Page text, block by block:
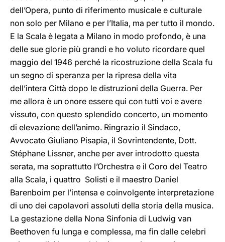
dell’Opera, punto di riferimento musicale e culturale
non solo per Milano e per l’Italia, ma per tutto il mondo.
E la Scala è legata a Milano in modo profondo, è una
delle sue glorie più grandi e ho voluto ricordare quel
maggio del 1946 perché la ricostruzione della Scala fu
un segno di speranza per la ripresa della vita
dell’intera Città dopo le distruzioni della Guerra. Per
me allora è un onore essere qui con tutti voi e avere
vissuto, con questo splendido concerto, un momento
di elevazione dell’animo. Ringrazio il Sindaco,
Avvocato Giuliano Pisapia, il Sovrintendente, Dott.
Stéphane Lissner, anche per aver introdotto questa
serata, ma soprattutto l’Orchestra e il Coro del Teatro
alla Scala, i quattro Solisti e il maestro Daniel
Barenboim per l’intensa e coinvolgente interpretazione
di uno dei capolavori assoluti della storia della musica.
La gestazione della Nona Sinfonia di Ludwig van
Beethoven fu lunga e complessa, ma fin dalle celebri